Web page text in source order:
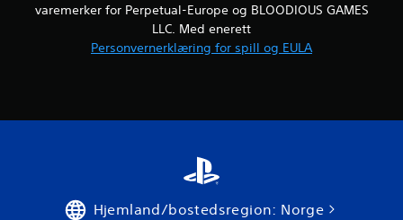
varemerker for Perpetual-Europe og BLOODIOUS GAMES
LLC. Med enerett
Personvernerklæring for spill og EULA
Hjemland/bostedsregion: Norge